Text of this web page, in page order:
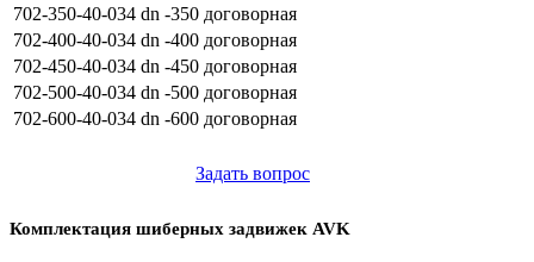
702-350-40-034 dn -350 договорная
702-400-40-034 dn -400 договорная
702-450-40-034 dn -450 договорная
702-500-40-034 dn -500 договорная
702-600-40-034 dn -600 договорная
Задать вопрос
Комплектация шиберных задвижек AVK